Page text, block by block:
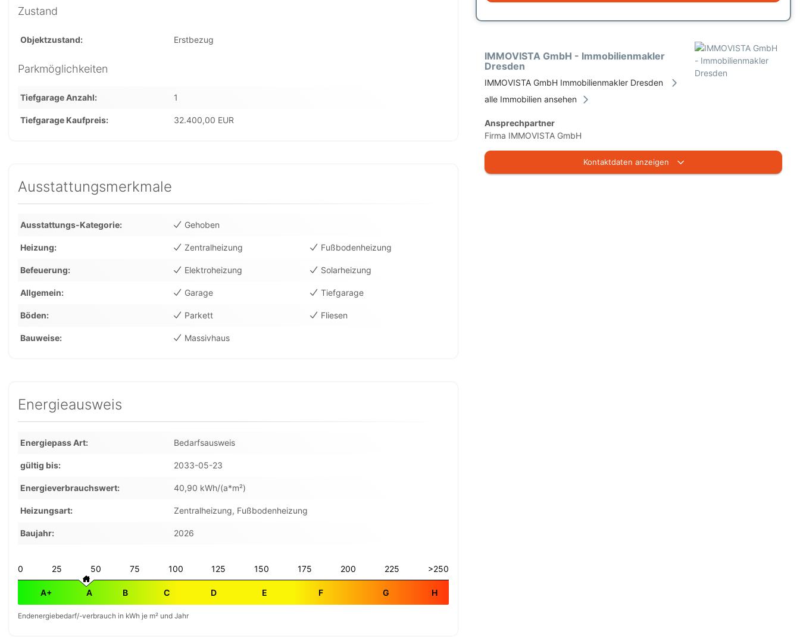
IMMOVISTA GmbH - Immobilienmakler
Dresden
IMMOVISTA GmbH Immobilienmakler Dresden
alle Immobilien ansehen
Ansprechpartner
Firma IMMOVISTA GmbH
Kontaktdaten anzeigen
Zustand
Objektzustand Erstbezug
Parkmöglichkeiten
Tiefgarage Anzahl 1
Tiefgarage Kaufpreis 32.400,00 EUR
Ausstattungsmerkmale
Ausstattungs-Kategorie Gehoben
Heizung Zentralheizung Fußbodenheizung
Befeuerung Elektroheizung Solarheizung
Allgemein Garage Tiefgarage
Böden Parkett Fliesen
Bauweise Massivhaus
Energieausweis
Energiepass Art Bedarfsausweis
gültig bis 2033-05-23
Energieverbrauchswert 40,90 kWh/(a*m²)
Heizungsart Zentralheizung, Fußbodenheizung
Baujahr 2026
0 25 50 75 100 125 150 175 200 225 >250
A+ A B C D E F G H
Endenergiebedarf/-verbrauch in kWh je m² und Jahr